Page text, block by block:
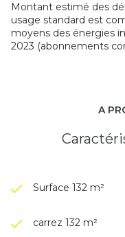
Montant estimé des
usage standard est
moyens des énergies
2023 (abonnements
A
Surface 132 m²
carrez 132 m²